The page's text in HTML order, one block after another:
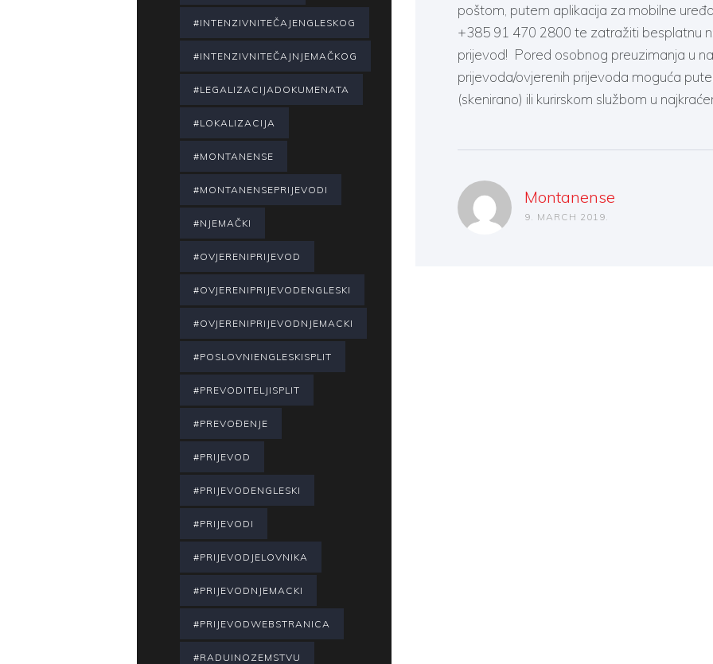
poštom, putem aplikacija za mobilne
+385 91 470 2800 te zatražiti besplatnu
prijevod! Pored osobnog preuzimanja u
prijevoda/ovjerenih prijevoda moguća
(skenirano) ili kurirskom službom u
Montanense
9. MARCH 2019.
#INTENZIVNITEČAJENGLESKOG
#INTENZIVNITEČAJNJEMAČKOG
#LEGALIZACIJADOKUMENATA
#LOKALIZACIJA
#MONTANENSE
#MONTANENSEPRIJEVODI
#NJEMAČKI
#OVJERENIPRIJEVOD
#OVJERENIPRIJEVODENGLESKI
#OVJERENIPRIJEVODNJEMACKI
#POSLOVNIENGLESKISPLIT
#PREVODITELJISPLIT
#PREVOĐENJE
#PRIJEVOD
#PRIJEVODENGLESKI
#PRIJEVODI
#PRIJEVODJELOVNIKA
#PRIJEVODNJEMACKI
#PRIJEVODWEBSTRANICA
#RADUINOZEMSTVU